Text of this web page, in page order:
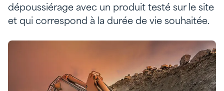
dépoussiérage avec un produit testé sur le site
et qui correspond à la durée de vie souhaitée.